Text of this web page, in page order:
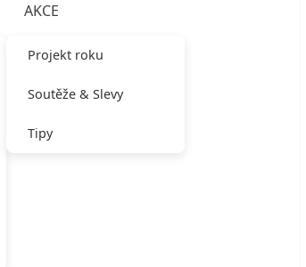
AKCE
Projekt roku
Soutěže & Slevy
Tipy